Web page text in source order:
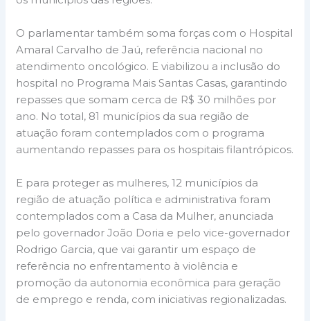
O parlamentar também soma forças com o Hospital
Amaral Carvalho de Jaú, referência nacional no
atendimento oncológico. E viabilizou a inclusão do
hospital no Programa Mais Santas Casas, garantindo
repasses que somam cerca de R$ 30 milhões por
ano. No total, 81 municípios da sua região de
atuação foram contemplados com o programa
aumentando repasses para os hospitais filantrópicos.
E para proteger as mulheres, 12 municípios da
região de atuação política e administrativa foram
contemplados com a Casa da Mulher, anunciada
pelo governador João Doria e pelo vice-governador
Rodrigo Garcia, que vai garantir um espaço de
referência no enfrentamento à violência e
promoção da autonomia econômica para geração
de emprego e renda, com iniciativas regionalizadas.